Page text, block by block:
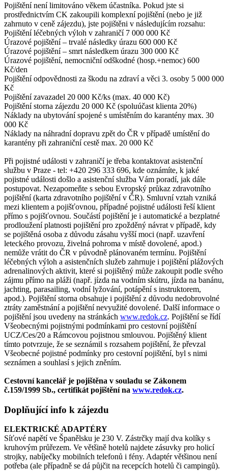
Pojištění není limitováno věkem účastníka. Pokud jste si
prostřednictvím CK zakoupili komplexní pojištění (nebo je již
zahrnuto v ceně zájezdu), jste pojištěni v následujícím rozsahu:
Pojištění léčebných výloh v zahraničí 7 000 000 Kč
Úrazové pojištění – trvalé následky úrazu 600 000 Kč
Úrazové pojištění – smrt následkem úrazu 300 000 Kč
Úrazové pojištění, nemocniční odškodné (hosp.+nemoc) 600
Kč/den
Pojištění odpovědnosti za škodu na zdraví a věci 3. osoby 5 000 000
Kč
Pojištění zavazadel 20 000 Kč/ks (max. 40 000 Kč)
Pojištění storna zájezdu 20 000 Kč (spoluúčast klienta 20%)
Náklady na ubytování spojené s umístěním do karantény max. 30
000 Kč
Náklady na náhradní dopravu zpět do ČR v případě umístění do
karantény při zahraniční cestě max. 20 000 Kč
Při pojistné události v zahraničí je třeba kontaktovat asistenční
službu v Praze - tel: +420 296 333 696, kde oznámíte, k jaké
pojistné události došlo a asistenční služba Vám poradí, jak dále
postupovat. Nezapomeňte s sebou Evropský průkaz zdravotního
pojištění (karta zdravotního pojištění v ČR). Smluvní vztah vzniká
mezi klientem a pojišťovnou, případné pojistné události řeší klient
přímo s pojišťovnou. Součástí pojištění je i automatické a bezplatné
prodloužení platnosti pojištění pro zpožděný návrat v případě, kdy
se pojištěná osoba z důvodu zásahu vyšší moci (např. uzavření
leteckého provozu, živelná pohroma v místě dovolené, apod.)
nemůže vrátit do ČR v původně plánovaném termínu. Pojištění
léčebných výloh a asistenčních služeb zahrnuje i pojištění plážových
adrenalinových aktivit, které si pojištěný může zakoupit podle svého
zájmu přímo na pláži (např. jízda na vodním skútru, jízda na banánu,
jachting, parasailing, vodní lyžování, potápění s instruktorem,
apod.). Pojištění storna obsahuje i pojištění z důvodu nedobrovolné
ztráty zaměstnání a pojištění nevyužité dovolené. Další informace o
pojištění jsou uvedeny na stránkách www.redok.cz. Pojištění se řídí
Všeobecnými pojistnými podmínkami pro cestovní pojištění
UCZ/Ces/20 a Rámcovou pojistnou smlouvou. Pojištěný klient
tímto potvrzuje, že se seznámil s rozsahem pojištění, že převzal
Všeobecné pojistné podmínky pro cestovní pojištění, byl s nimi
seznámen a souhlasí s jejich zněním.
Cestovní kancelář je pojištěna v souladu se Zákonem
č.159/1999 Sb., certifikát pojištění na www.redok.cz.
Doplňující info k zájezdu
ELEKTRICKÉ ADAPTÉRY
Síťové napětí ve Španělsku je 230 V. Zástrčky mají dva kolíky s
kruhovým průřezem. Ve většině hotelů najdete zásuvky pro holicí
strojky, nabíječky mobilních telefonů i fény. Adaptér většinou není
potřeba (ale případně se dá půjčit na recepcích hotelů či campingů).